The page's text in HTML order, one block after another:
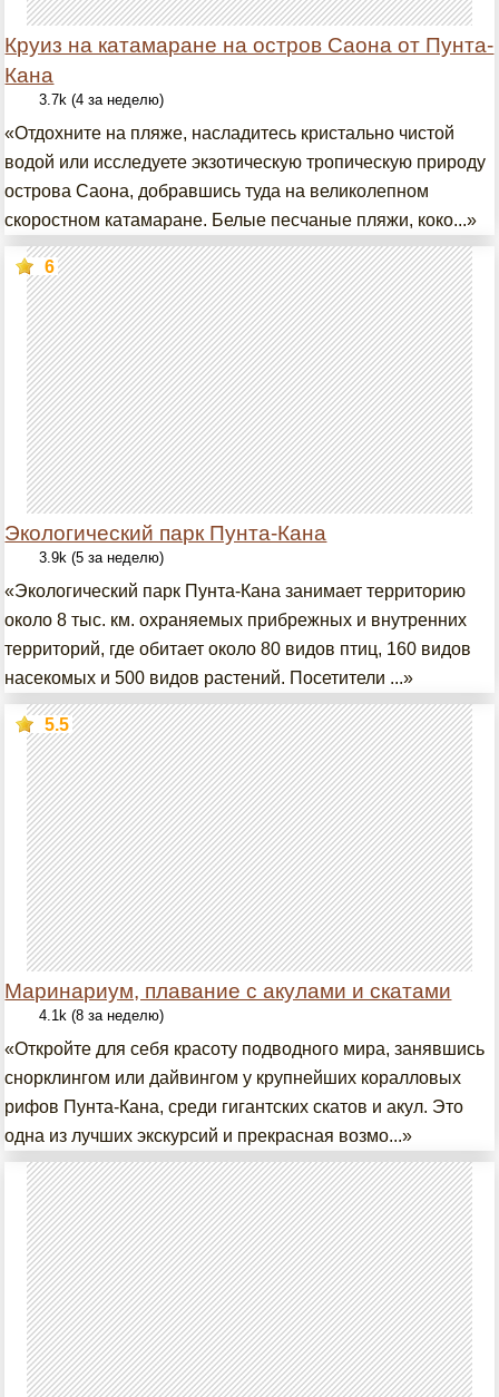
Круиз на катамаране на остров Саона от Пунта-
Кана
3.7k (4 за неделю)
«Отдохните на пляже, насладитесь кристально чистой
водой или исследуете экзотическую тропическую природу
острова Саона, добравшись туда на великолепном
скоростном катамаране. Белые песчаные пляжи, коко...»
Экологический парк Пунта-Кана
6
3.9k (5 за неделю)
«Экологический парк Пунта-Кана занимает территорию
около 8 тыс. км. охраняемых прибрежных и внутренних
территорий, где обитает около 80 видов птиц, 160 видов
насекомых и 500 видов растений. Посетители ...»
Маринариум, плавание с акулами и скатами
5.5
4.1k (8 за неделю)
«Откройте для себя красоту подводного мира, занявшись
снорклингом или дайвингом у крупнейших коралловых
рифов Пунта-Кана, среди гигантских скатов и акул. Это
одна из лучших экскурсий и прекрасная возмо...»